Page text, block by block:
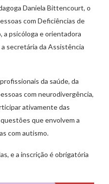
Daniela Bittencourt, o
com Deficiências de
a psicóloga e orientadora
secretária da Assistência
da saúde, da
com neurodivergência,
ativamente das
que envolvem a
com autismo.
e a inscrição é obrigatória